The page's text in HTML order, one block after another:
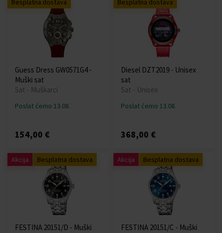
Besplatna dostava
Guess Dress GW0571G4 -
Muški sat
Sat - Muškarci
Poslat ćemo 13.08.
154,00 €
Besplatna dostava
Diesel DZT2019 - Unisex
sat
Sat - Unisex
Poslat ćemo 13.08.
368,00 €
Akcija Besplatna dostava
FESTINA 20151/D - Muški
Akcija Besplatna dostava
FESTINA 20151/C - Muški